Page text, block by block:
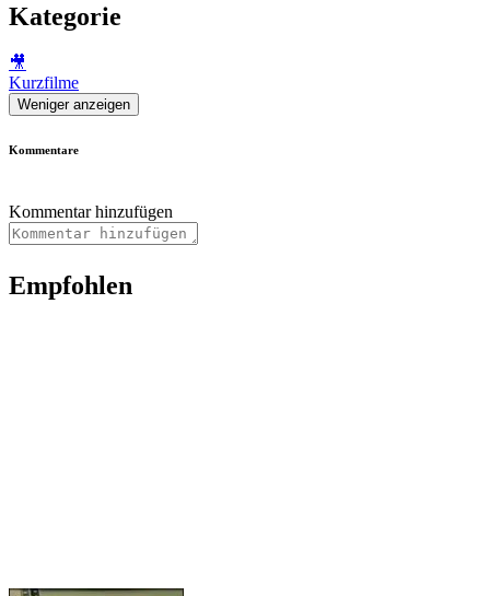
Kategorie
🎥
Kurzfilme
Weniger anzeigen
Kommentare
Kommentar hinzufügen
Empfohlen